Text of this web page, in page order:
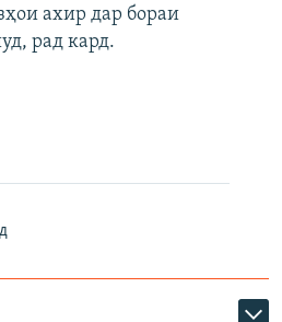
ахир дар бораи
рад кард.